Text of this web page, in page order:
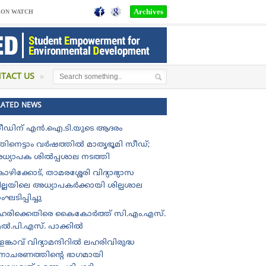
WATCH Archives
US
ബി.ടി.എം.ഒ. യു.പി സ്കൂളിന് ,രണ്ടാം സ്ഥാനം ഇടുക്കി
NEWS
എൻ.ഐ.ടി.യുടെ ആദരം
വർഷത്തിൽ മാതൃഭൂമി സീഡ്;
ശിൽപ്പശാല നടത്തി
താമരശ്ശേരി വിദ്യാഭ്യാസ
അധ്യാപകർക്കായി ശില്പശാല
കൈകോർത്ത് സി.എം.എസ്.
പാക്കിൽ
വിദ്യാമന്ദിറിൽ ലഹരിവിരുദ്ധ
ഭാഗമായി